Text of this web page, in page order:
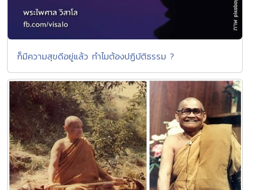
ก็มีความสุขดีอยู่แล้ว ทำไมต้องปฏิบัติธรรม ?